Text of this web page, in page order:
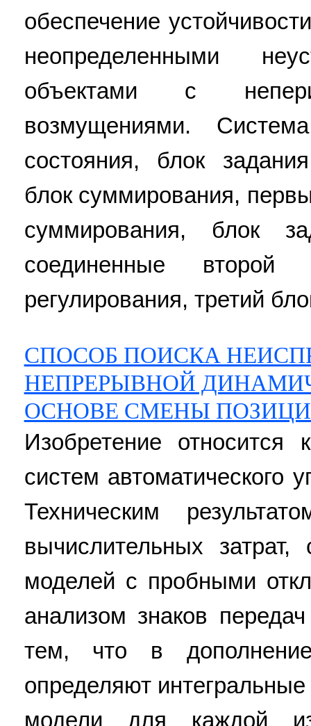
обеспечение
неопределенными
объектами с
возмущениями.
состояния, блок
блок суммирования,
суммирования, блок
соединенные
регулирования, третий
СПОСОБ ПОИСКА
НЕПРЕРЫВНОЙ
ОСНОВЕ СМЕНЫ
Изобретение относится
систем автоматического
Техническим
вычислительных
моделей с пробными
анализом знаков
тем, что в
определяют
модели для каждой